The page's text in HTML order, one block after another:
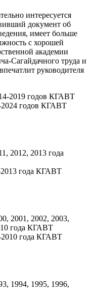
интересуется
документ об
имеет больше
с хорошей
академии
Сагайдачного труда и
руководителя
годов КГАВТ
года КГАВТ
года КГАВТ